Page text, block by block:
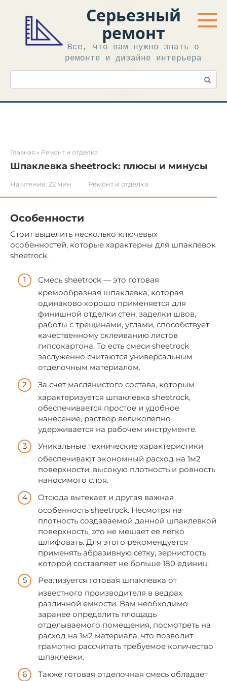
контенту
Серьезный
ремонт
Все, что вам нужно знать о
ремонте и дизайне интерьера
Поиск:
Главная » Ремонт и отделка
Шпаклевка sheetrock: плюсы и минусы
На чтение: 22 мин Ремонт и отделка
Особенности
Стоит выделить несколько ключевых
особенностей, которые характерны для шпаклевок
sheetrock.
Смесь sheetrock — это готовая
кремообразная шпаклевка, которая
одинаково хорошо применяется для
финишной отделки стен, заделки швов,
работы с трещинами, углами, способствует
качественному склеиванию листов
гипсокартона. То есть смеси sheetrock
заслуженно считаются универсальным
отделочным материалом.
За счет маслянистого состава, которым
характеризуется шпаклевка sheetrock,
обеспечивается простое и удобное
нанесение, раствор великолепно
удерживается на рабочем инструменте.
Уникальные технические характеристики
обеспечивают экономный расход на 1м2
поверхности, высокую плотность и ровность
наносимого слоя.
Отсюда вытекает и другая важная
особенность sheetrock. Несмотря на
плотность создаваемой данной шпаклевкой
поверхность, это не мешает ее легко
шлифовать. Для этого рекомендуется
применять абразивную сетку, зернистость
которой составляет не больше 180 единиц.
Реализуется готовая шпаклевка от
известного производителя в ведрах
различной емкости. Вам необходимо
заранее определить площадь
отделываемого помещения, посмотреть на
расход на 1м2 материала, что позволит
грамотно рассчитать требуемое количество
шпаклевки.
Также готовая отделочная смесь обладает